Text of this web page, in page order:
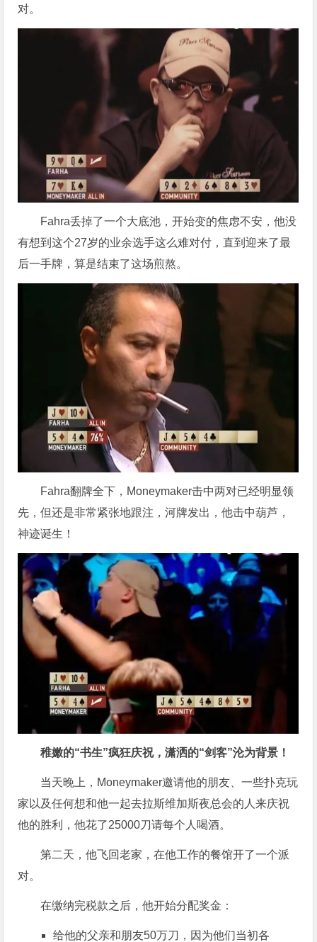
对。
Fahra丢掉了一个大底池，开始变的焦虑不安，他没
有想到这个27岁的业余选手这么难对付，直到迎来了最
后一手牌，算是结束了这场煎熬。
Fahra翻牌全下，Moneymaker击中两对已经明显领
先，但还是非常紧张地跟注，河牌发出，他击中葫芦，
神迹诞生！
稚嫩的“书生”疯狂庆祝，潇洒的“剑客”沦为背景！
当天晚上，Moneymaker邀请他的朋友、一些扑克玩
家以及任何想和他一起去拉斯维加斯夜总会的人来庆祝
他的胜利，他花了25000刀请每个人喝酒。
第二天，他飞回老家，在他工作的餐馆开了一个派
对。
在缴纳完税款之后，他开始分配奖金：
给他的父亲和朋友50万刀，因为他们当初各